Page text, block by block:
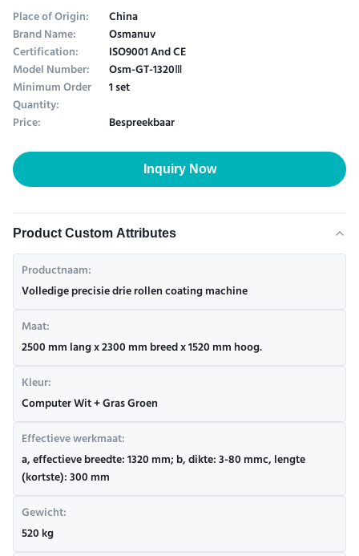
Place of Origin:
China
Brand Name: Osmanuv
Certification: ISO9001 And CE
Model Number: Osm-GT-1320Ⅲ
Minimum Order
Quantity:
1 set
Price:
Bespreekbaar
Inquiry Now
Product Custom Attributes
Productnaam:
Volledige precisie drie rollen coating machine
Maat:
2500 mm lang x 2300 mm breed x 1520 mm hoog.
Kleur:
Computer Wit + Gras Groen
Effectieve werkmaat:
a, effectieve breedte: 1320 mm; b, dikte: 3-80 mmc, lengte
(kortste): 300 mm
Gewicht:
520 kg